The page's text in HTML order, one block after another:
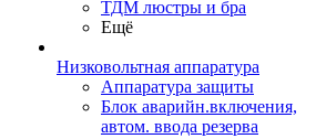
ТДМ люстры и бра
Ещё
Низковольтная аппаратура
Аппаратура защиты
Блок аварийн.включения,
автом. ввода резерва